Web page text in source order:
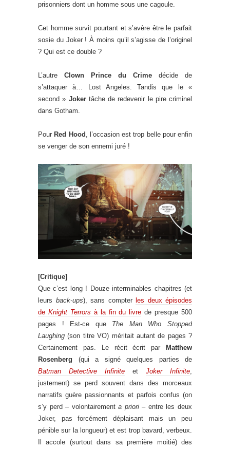
prisonniers dont un homme sous une cagoule.
Cet homme survit pourtant et s’avère être le parfait
sosie du Joker ! À moins qu’il s’agisse de l’originel
? Qui est ce double ?
L’autre Clown Prince du Crime décide de
s’attaquer à… Lost Angeles. Tandis que le «
second » Jokertâche de redevenir le pire criminel
dans Gotham.
Pour Red Hood , l’occasion est trop belle pour enfin
se venger de son ennemi juré !
[Critique]
Que c’est long ! Douze interminables chapitres (et
leurs back-ups), sans compter les deux épisodes
de Knight Terrors à la fin du livre de presque 500
pages ! Est-ce que The Man Who Stopped
Laughing (son titre VO) méritait autant de pages ?
Certainement pas. Le récit écrit par Matthew
Rosenberg (qui a signé quelques parties de
Batman Detective Infinite et Joker Infinite
justement) se perd souvent dans des morceaux
narratifs guère passionnants et parfois confus (on
s’y perd – volontairementa priori– entre les deux
Joker, pas forcément déplaisant mais un peu
pénible sur la longueur) et est trop bavard, verbeux.
Il accole (surtout dans sa première moitié) des